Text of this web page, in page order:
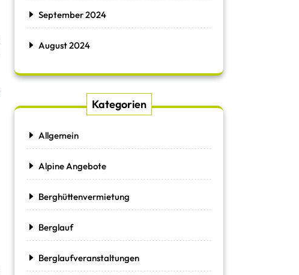
September 2024
August 2024
Kategorien
Allgemein
Alpine Angebote
Berghüttenvermietung
Berglauf
Berglaufveranstaltungen